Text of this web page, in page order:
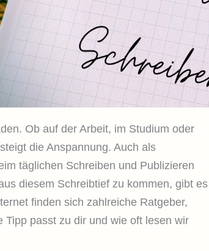
Ob auf der Arbeit, im Studium oder
die Anspannung. Auch als
täglichen Schreiben und Publizieren
diesem Schreibtief zu kommen, gibt es
finden sich zahlreiche Ratgeber,
passt zu dir und wie oft lesen wir